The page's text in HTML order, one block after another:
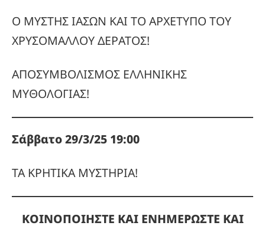
Ο ΜΥΣΤΗΣ ΙΑΣΩΝ ΚΑΙ ΤΟ ΑΡΧΕΤΥΠΟ ΤΟΥ
ΧΡΥΣΟΜΑΛΛΟΥ ΔΕΡΑΤΟΣ!
ΑΠΟΣΥΜΒΟΛΙΣΜΟΣ ΕΛΛΗΝΙΚΗΣ
ΜΥΘΟΛΟΓΙΑΣ!
Σάββατο 29/3/25 19:00
ΤΑ ΚΡΗΤΙΚΑ ΜΥΣΤΗΡΙΑ!
ΚΟΙΝΟΠΟΙΗΣΤΕ ΚΑΙ ΕΝΗΜΕΡΩΣΤΕ ΚΑΙ